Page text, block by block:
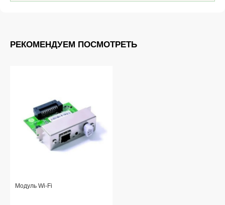
РЕКОМЕНДУЕМ ПОСМОТРЕТЬ
Модуль Wi-Fi